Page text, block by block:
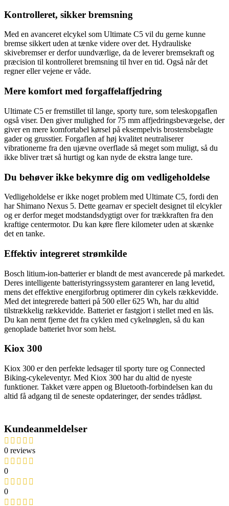
Kontrolleret, sikker bremsning
Med en avanceret elcykel som Ultimate C5 vil du gerne kunne
bremse sikkert uden at tænke videre over det. Hydrauliske
skivebremser er derfor uundværlige, da de leverer bremsekraft og
præcision til kontrolleret bremsning til hver en tid. Også når det
regner eller vejene er våde.
Mere komfort med forgaffelaffjedring
Ultimate C5 er fremstillet til lange, sporty ture, som teleskopgaflen
også viser. Den giver mulighed for 75 mm affjedringsbevægelse, der
giver en mere komfortabel kørsel på eksempelvis brostensbelagte
gader og grusstier. Forgaflen af høj kvalitet neutraliserer
vibrationerne fra den ujævne overflade så meget som muligt, så du
ikke bliver træt så hurtigt og kan nyde de ekstra lange ture.
Du behøver ikke bekymre dig om vedligeholdelse
Vedligeholdelse er ikke noget problem med Ultimate C5, fordi den
har Shimano Nexus 5. Dette gearnav er specielt designet til elcykler
og er derfor meget modstandsdygtigt over for trækkraften fra den
kraftige centermotor. Du kan køre flere kilometer uden at skænke
det en tanke.
Effektiv integreret strømkilde
Bosch litium-ion-batterier er blandt de mest avancerede på markedet.
Deres intelligente batteristyringssystem garanterer en lang levetid,
mens det effektive energiforbrug optimerer din cykels rækkevidde.
Med det integrerede batteri på 500 eller 625 Wh, har du altid
tilstrækkelig rækkevidde. Batteriet er fastgjort i stellet med en lås.
Du kan nemt fjerne det fra cyklen med cykelnøglen, så du kan
genoplade batteriet hvor som helst.
Kiox 300
Kiox 300 er den perfekte ledsager til sporty ture og Connected
Biking-cykeleventyr. Med Kiox 300 har du altid de nyeste
funktioner. Takket være appen og Bluetooth-forbindelsen kan du
altid få adgang til de seneste opdateringer, der sendes trådløst.
Kundeanmeldelser
0 reviews
0
0